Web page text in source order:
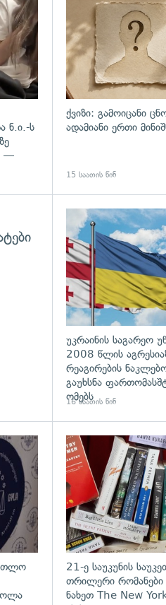
ნ.ი.-ს
—
ქვიზი: გამოიცანი
ადამიანი ერთი
15 საათის წინ
უკრაინის საგარეო
2008 წლის
რეაგირების
გაუხსნა
ომებს
16 საათის წინ
გადახედვა
21-ე საუკუნის
თრილერი
ნახეთ The New